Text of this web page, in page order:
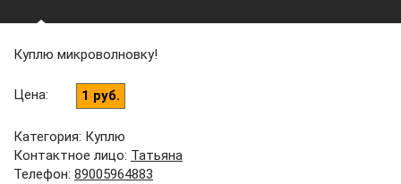
Куплю микроволновку!
Цена: 1 руб.
Категория: Куплю
Контактное лицо: Татьяна
Телефон: 89005964883